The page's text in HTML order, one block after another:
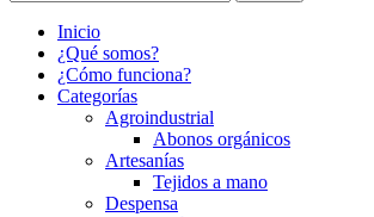
Inicio
¿Qué somos?
¿Cómo funciona?
Categorías
Agroindustrial
Abonos orgánicos
Artesanías
Tejidos a mano
Despensa